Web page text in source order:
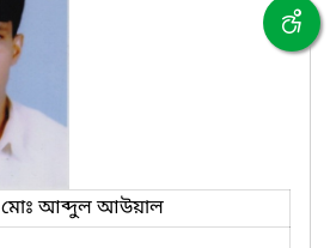
মোঃ আব্দুল আউয়াল